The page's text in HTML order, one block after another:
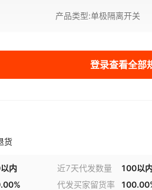
产品类型:单极隔离开关
登录查看全部
货
内 近7天代发数量 100以
代发买家留货率